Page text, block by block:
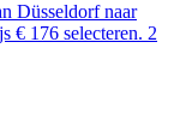
Düsseldorf naar
€ 176 selecteren. 2